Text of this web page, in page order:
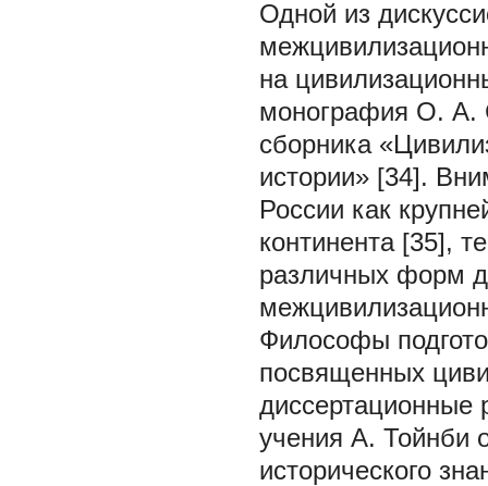
Одной из
на
монография О. А.
сборника
истории» [34].
России как
континента [35],
различных форм
Философы
посвященных
диссертационные
учения А. Тойнби
исторического